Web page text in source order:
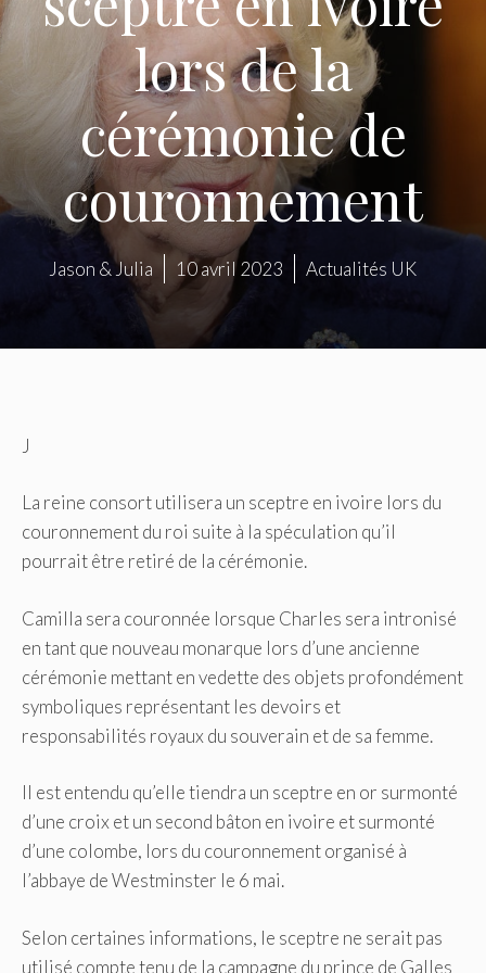
lors de la
cérémonie de
couronnement
Jason & Julia 10 avril 2023 Actualités UK
J
La reine consort utilisera un sceptre en ivoire lors du
couronnement du roi suite à la spéculation qu’il
pourrait être retiré de la cérémonie.
Camilla sera couronnée lorsque Charles sera intronisé
en tant que nouveau monarque lors d’une ancienne
cérémonie mettant en vedette des objets profondément
symboliques représentant les devoirs et
responsabilités royaux du souverain et de sa femme.
Il est entendu qu’elle tiendra un sceptre en or surmonté
d’une croix et un second bâton en ivoire et surmonté
d’une colombe, lors du couronnement organisé à
l’abbaye de Westminster le 6 mai.
Selon certaines informations, le sceptre ne serait pas
utilisé compte tenu de la campagne du prince de Galles